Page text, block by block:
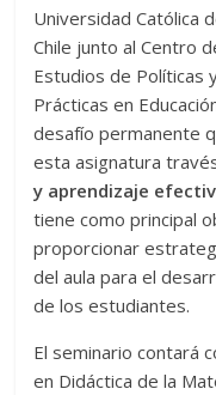
Universidad Católica
Chile junto al Centro
Estudios de Políticas
Prácticas en
desafío permanente
esta asignatura
y aprendizaje
tiene como principal
proporcionar
del aula para el
de los estudiantes.
El seminario contará
en Didáctica de la